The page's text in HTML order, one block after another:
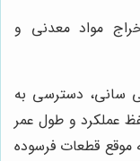
مواد معدنی و
سانی، دسترسی به
عملکرد و طول عمر
قطعات فرسوده